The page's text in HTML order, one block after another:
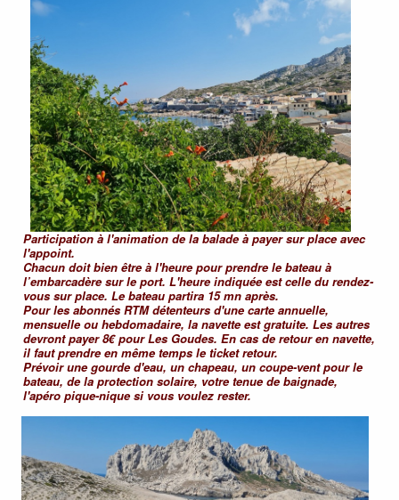
Participation à l'animation de la balade à payer sur place avec
l'appoint.
Chacun doit bien être à l'heure pour prendre le bateau à
l’embarcadère sur le port. L'heure indiquée est celle du rendez-
vous sur place. Le bateau partira 15 mn après.
Pour les abonnés RTM détenteurs d'une carte annuelle,
mensuelle ou hebdomadaire, la navette est gratuite. Les autres
devront payer 8€ pour Les Goudes. En cas de retour en navette,
il faut prendre en même temps le ticket retour.
Prévoir une gourde d'eau, un chapeau, un coupe-vent pour le
bateau, de la protection solaire, votre tenue de baignade,
l'apéro pique-nique si vous voulez rester.